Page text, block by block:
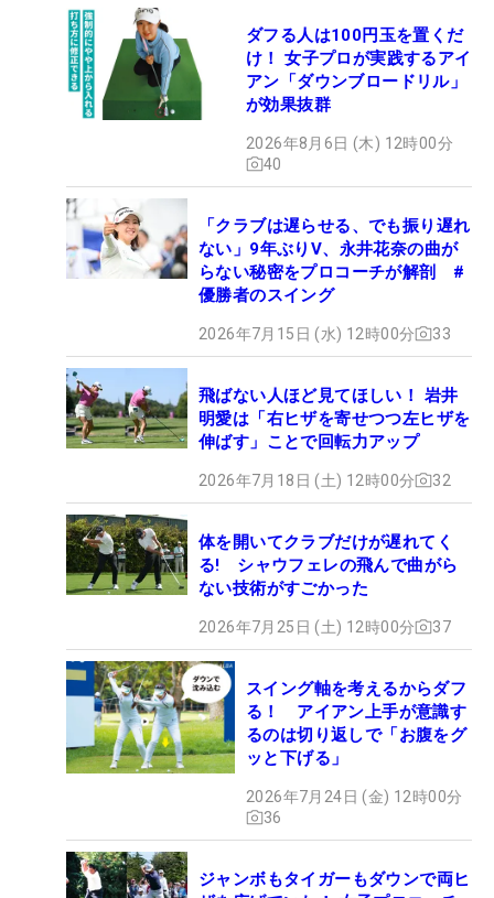
ダフる人は100円玉を置くだ
け！ 女子プロが実践するアイ
アン「ダウンブロードリル」
が効果抜群
2026年8月6日 (木) 12時00分
40
「クラブは遅らせる、でも振り遅れ
ない」9年ぶりV、永井花奈の曲が
らない秘密をプロコーチが解剖 #
優勝者のスイング
2026年7月15日 (水) 12時00分 33
飛ばない人ほど見てほしい！ 岩井
明愛は「右ヒザを寄せつつ左ヒザを
伸ばす」ことで回転力アップ
2026年7月18日 (土) 12時00分 32
体を開いてクラブだけが遅れてく
る! シャウフェレの飛んで曲がら
ない技術がすごかった
2026年7月25日 (土) 12時00分 37
スイング軸を考えるからダフ
る！ アイアン上手が意識す
るのは切り返しで「お腹をグ
ッと下げる」
2026年7月24日 (金) 12時00分
36
ジャンボもタイガーもダウンで両ヒ